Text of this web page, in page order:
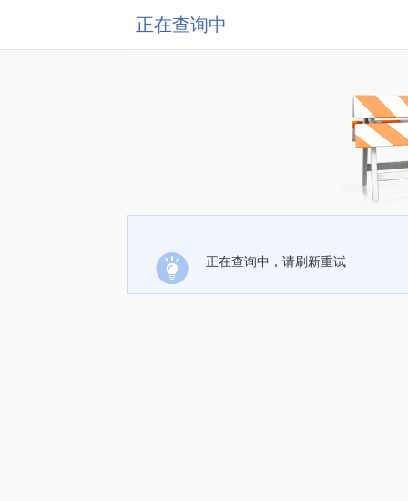
正在查询中
正在查询中，请刷新重试